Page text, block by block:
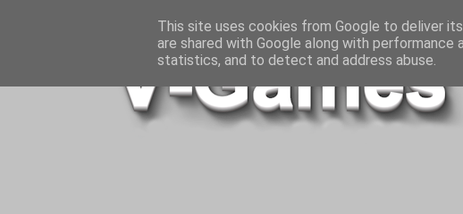
This site uses cookies from Google to deliver
are shared with Google along with
statistics, and to detect and address abuse.